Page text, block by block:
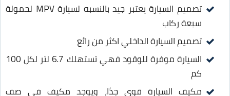
تصميم السيارة يعتبر جيد بالنسبه لسيارة MPV لحمولة
سبعة ركاب
تصميم السيارة الداخلي اكثر من رائع
السيارة موفرة للوقود فهي تستهلك 6.7 لتر لكل 100
كم
مكيف السيارة قوي جدًا، ويوجد مكيف في صف